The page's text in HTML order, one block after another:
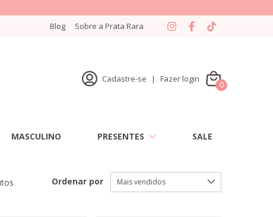
Blog Sobre a Prata Rara
Cadastre-se | Fazer login
0
MASCULINO PRESENTES SALE
Ordenar por